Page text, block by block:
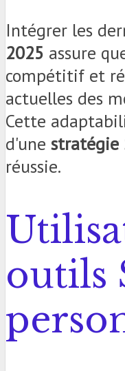
Intégrer les
2025 assure
compétitif et
actuelles des
Cette
d'une stratégie
réussie.
outils